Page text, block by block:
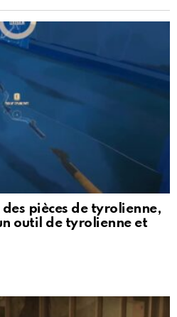
pièces de tyrolienne,
outil de tyrolienne et